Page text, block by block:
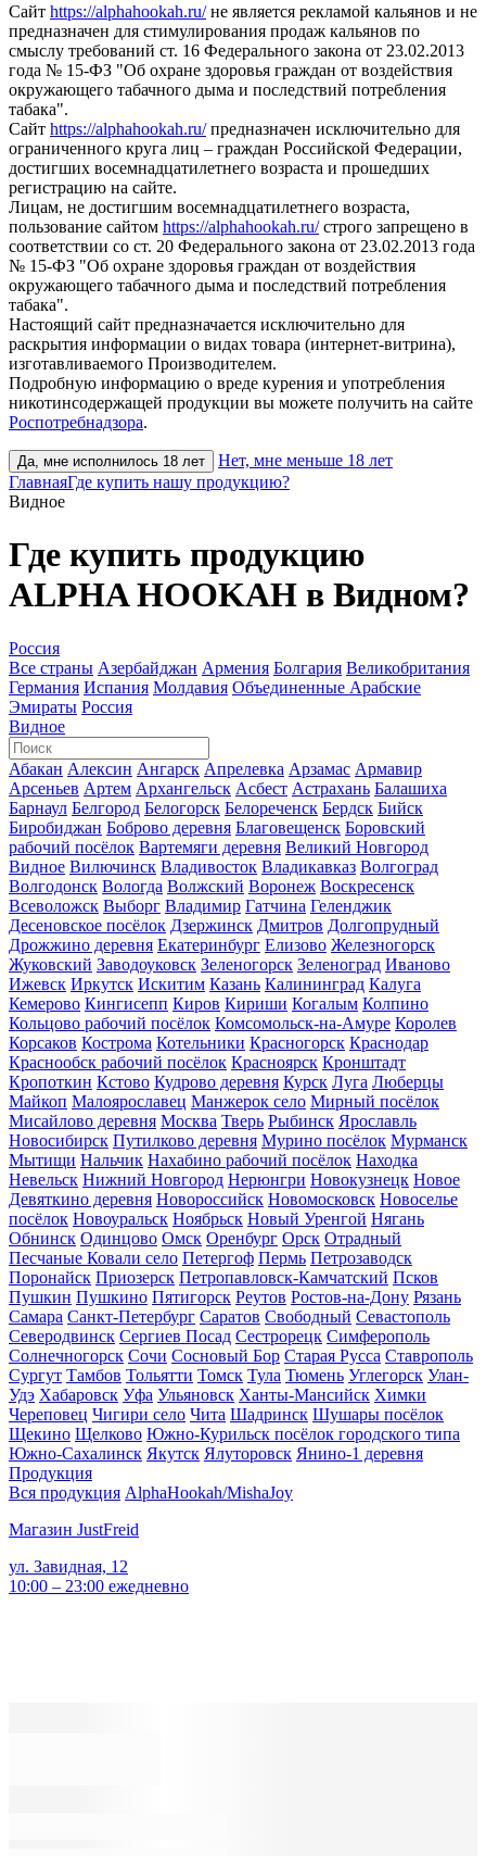
Сайт https://alphahookah.ru/не является рекламой кальянов и не
предназначен для стимулирования продаж кальянов по
смыслу требований ст. 16 Федерального закона от 23.02.2013
года № 15-ФЗ "Об охране здоровья граждан от воздействия
окружающего табачного дыма и последствий потребления
табака".
Сайт https://alphahookah.ru/предназначен исключительно для
ограниченного круга лиц – граждан Российской Федерации,
достигших восемнадцатилетнего возраста и прошедших
регистрацию на сайте.
Лицам, не достигшим восемнадцатилетнего возраста,
пользование сайтом https://alphahookah.ru/строго запрещено в
соответствии со ст. 20 Федерального закона от 23.02.2013 года
№ 15-ФЗ "Об охране здоровья граждан от воздействия
окружающего табачного дыма и последствий потребления
табака".
Настоящий сайт предназначается исключительно для
раскрытия информации о видах товара (интернет-витрина),
изготавливаемого Производителем.
Подробную информацию о вреде курения и употребления
никотинсодержащей продукции вы можете получить на сайте
Роспотребнадзора.
Да, мне исполнилось 18 лет
Нет, мне меньше 18 лет
ГлавнаяГде купить нашу продукцию?
Видное
Где купить продукцию
ALPHA HOOKAH в Видном?
Россия
Все страны Азербайджан Армения Болгария Великобритания
Германия Испания Молдавия Объединенные Арабские
Эмираты Россия
Видное
Абакан Алексин Ангарск Апрелевка Арзамас Армавир
Арсеньев Артем Архангельск Асбест Астрахань Балашиха
Барнаул Белгород Белогорск Белореченск Бердск Бийск
Биробиджан Боброво деревня Благовещенск Боровский
рабочий посёлок Вартемяги деревня Великий Новгород
Видное Вилючинск Владивосток Владикавказ Волгоград
Волгодонск Вологда Волжский Воронеж Воскресенск
Всеволожск Выборг Владимир Гатчина Геленджик
Десеновское посёлок Дзержинск Дмитров Долгопрудный
Дрожжино деревня Екатеринбург Елизово Железногорск
Жуковский Заводоуковск Зеленогорск Зеленоград Иваново
Ижевск Иркутск Искитим Казань Калининград Калуга
Кемерово Кингисепп Киров Кириши Когалым Колпино
Кольцово рабочий посёлок Комсомольск-на-Амуре Королев
Корсаков Кострома Котельники Красногорск Краснодар
Краснообск рабочий посёлок Красноярск Кронштадт
Кропоткин Кстово Кудрово деревня Курск Луга Люберцы
Майкоп Малоярославец Манжерок село Мирный посёлок
Мисайлово деревня Москва Тверь Рыбинск Ярославль
Новосибирск Путилково деревня Мурино посёлок Мурманск
Мытищи Нальчик Нахабино рабочий посёлок Находка
Невельск Нижний Новгород Нерюнгри Новокузнецк Новое
Девяткино деревня Новороссийск Новомосковск Новоселье
посёлок Новоуральск Ноябрьск Новый Уренгой Нягань
Обнинск Одинцово Омск Оренбург Орск Отрадный
Песчаные Ковали село Петергоф Пермь Петрозаводск
Поронайск Приозерск Петропавловск-Камчатский Псков
Пушкин Пушкино Пятигорск Реутов Ростов-на-Дону Рязань
Самара Санкт-Петербург Саратов Свободный Севастополь
Северодвинск Сергиев Посад Сестрорецк Симферополь
Солнечногорск Сочи Сосновый Бор Старая Русса Ставрополь
Сургут Тамбов Тольятти Томск Тула Тюмень Углегорск Улан-
Удэ Хабаровск Уфа Ульяновск Ханты-Мансийск Химки
Череповец Чигири село Чита Шадринск Шушары посёлок
Щекино Щелково Южно-Курильск посёлок городского типа
Южно-Сахалинск Якутск Ялуторовск Янино-1 деревня
Продукция
Вся продукция AlphaHookah/MishaJoy
Магазин JustFreid
ул. Завидная, 12
10:00 – 23:00 ежедневно